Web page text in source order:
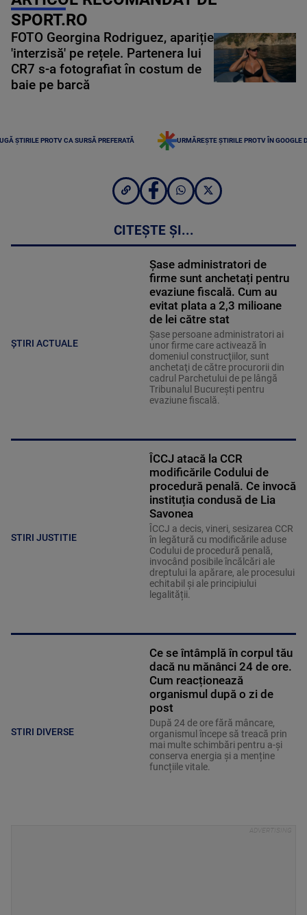
SPORT.RO
FOTO Georgina Rodriguez, apariție
'interzisă' pe rețele. Partenera lui
CR7 s-a fotografiat în costum de
baie pe barcă
ȘTIRILE PROTV CA SURSĂ PREFERATĂ URMĂREȘTE ȘTIRILE PROTV ÎN GOOGLE
CITEȘTE ȘI...
ȘTIRI ACTUALE
Șase administratori de
firme sunt anchetați pentru
evaziune fiscală. Cum au
evitat plata a 2,3 milioane
de lei către stat
Şase persoane administratori ai
unor firme care activează în
domeniul construcţiilor, sunt
anchetaţi de către procurorii din
cadrul Parchetului de pe lângă
Tribunalul Bucureşti pentru
evaziune fiscală.
STIRI JUSTITIE
ÎCCJ atacă la CCR
modificările Codului de
procedură penală. Ce invocă
instituția condusă de Lia
Savonea
ÎCCJ a decis, vineri, sesizarea CCR
în legătură cu modificările aduse
Codului de procedură penală,
invocând posibile încălcări ale
dreptului la apărare, ale procesului
echitabil și ale principiului
legalității.
STIRI DIVERSE
Ce se întâmplă în corpul tău
dacă nu mănânci 24 de ore.
Cum reacționează
organismul după o zi de
post
După 24 de ore fără mâncare,
organismul începe să treacă prin
mai multe schimbări pentru a-și
conserva energia și a menține
funcțiile vitale.